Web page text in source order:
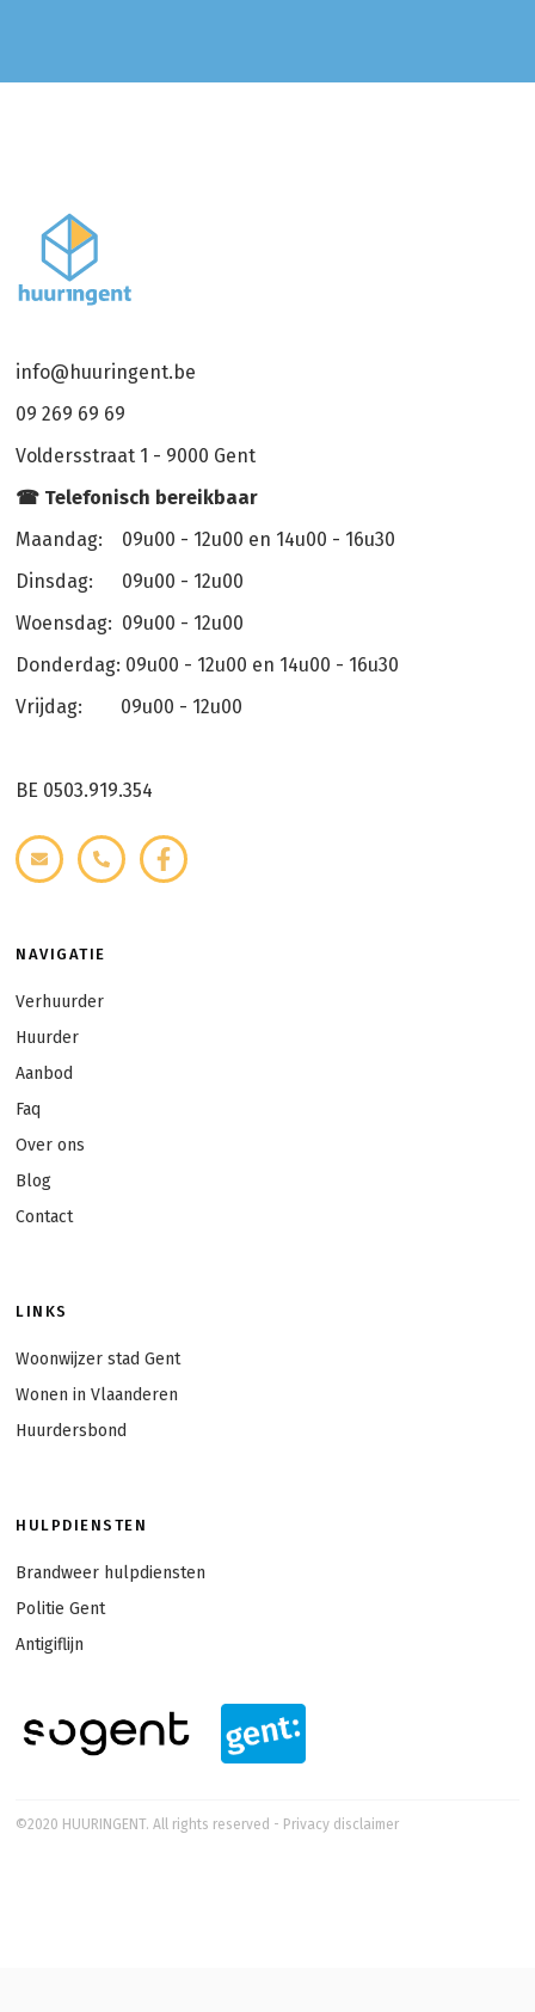
info@huuringent.be
09 269 69 69
Voldersstraat 1 - 9000 Gent
☎ Telefonisch bereikbaar
Maandag: 09u00 - 12u00 en 14u00 - 16u30
Dinsdag: 09u00 - 12u00
Woensdag: 09u00 - 12u00
Donderdag: 09u00 - 12u00 en 14u00 - 16u30
Vrijdag: 09u00 - 12u00
BE 0503.919.354
NAVIGATIE
Verhuurder
Huurder
Aanbod
Faq
Over ons
Blog
Contact
LINKS
Woonwijzer stad Gent
Wonen in Vlaanderen
Huurdersbond
HULPDIENSTEN
Brandweer hulpdiensten
Politie Gent
Antigiflijn
©2020 HUURINGENT. All rights reserved - Privacy disclaimer